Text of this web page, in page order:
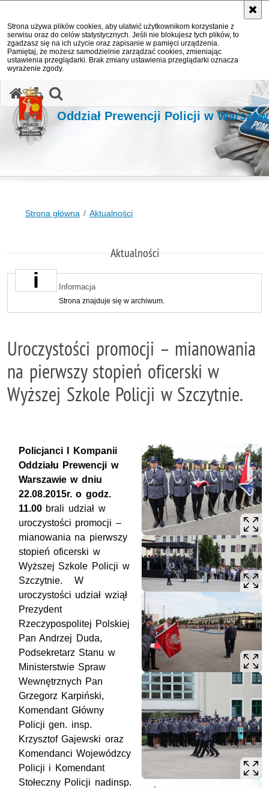
Strona używa plików cookies, aby ułatwić użytkownikom korzystanie z
serwisu oraz do celów statystycznych. Jeśli nie blokujesz tych plików, to
zgadzasz się na ich użycie oraz zapisanie w pamięci urządzenia.
Pamiętaj, że możesz samodzielnie zarządzać cookies, zmieniając
ustawienia przeglądarki. Brak zmiany ustawienia przeglądarki oznacza
wyrażenie zgody.
Oddział Prewencji Policji w
Strona główna Aktualności
Aktualności
Informacja
Strona znajduje się w archiwum.
Uroczystości promocji – mianowania
na pierwszy stopień oficerski w
Wyższej Szkole Policji w Szczytnie.
Policjanci I Kompanii
Oddziału Prewencji w
Warszawie w dniu
22.08.2015r. o godz.
11.00 brali udział w
uroczystości promocji –
mianowania na pierwszy
stopień oficerski w
Wyższej Szkole Policji w
Szczytnie. W
uroczystości udział wziął
Prezydent
Rzeczypospolitej Polskiej
Pan Andrzej Duda,
Podsekretarz Stanu w
Ministerstwie Spraw
Wewnętrznych Pan
Grzegorz Karpiński,
Komendant Główny
Policji gen. insp.
Krzysztof Gajewski oraz
Komendanci Wojewódzcy
Policji i Komendant
Stołeczny Policji nadinsp.